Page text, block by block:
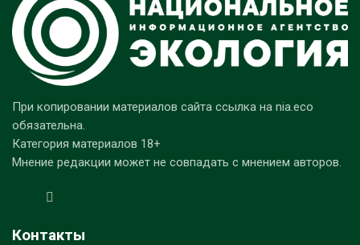
При копировании материалов сайта ссылка на nia.eco
обязательна.
Категория материалов 18+
Мнение редакции может не совпадать с мнением авторов.
Контакты